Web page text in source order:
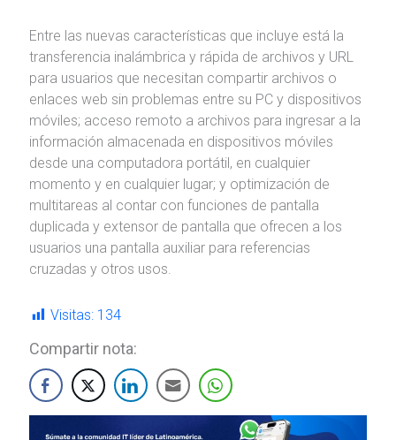
Entre las nuevas características que incluye está la
transferencia inalámbrica y rápida de archivos y URL
para usuarios que necesitan compartir archivos o
enlaces web sin problemas entre su PC y dispositivos
móviles; acceso remoto a archivos para ingresar a la
información almacenada en dispositivos móviles
desde una computadora portátil, en cualquier
momento y en cualquier lugar; y optimización de
multitareas al contar con funciones de pantalla
duplicada y extensor de pantalla que ofrecen a los
usuarios una pantalla auxiliar para referencias
cruzadas y otros usos.
Visitas: 134
Compartir nota: